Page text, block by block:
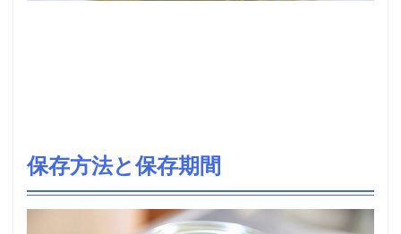
保存方法と保存期間